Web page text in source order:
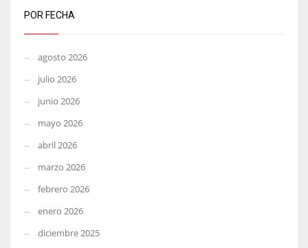
POR FECHA
agosto 2026
julio 2026
junio 2026
mayo 2026
abril 2026
marzo 2026
febrero 2026
enero 2026
diciembre 2025